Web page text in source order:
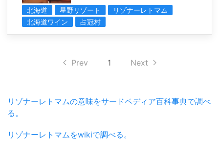
北海道
星野リゾート
リゾナーレトマム
北海道ワイン
占冠村
Prev 1 Next
リゾナーレトマムの意味をサードペディア百科事典で調べ
る。
リゾナーレトマムをwikiで調べる。